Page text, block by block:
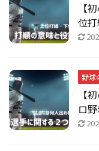
【
位
野球
【
ロ